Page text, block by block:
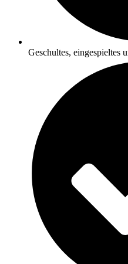
Geschultes, eingespieltes